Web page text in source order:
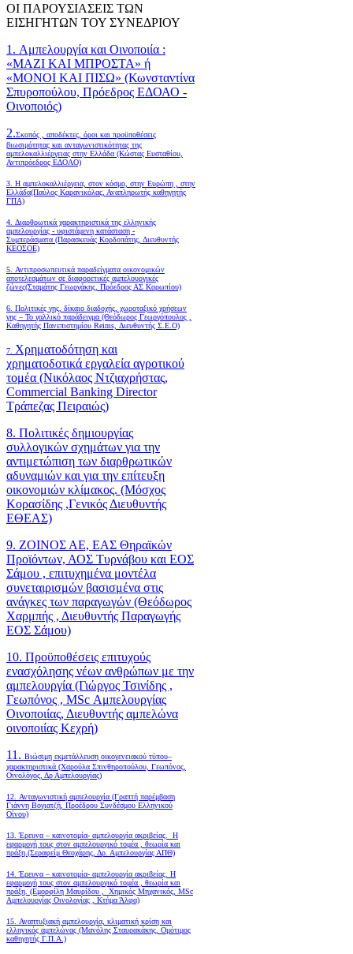
ΟΙ ΠΑΡΟΥΣΙΑΣΕΙΣ ΤΩΝ
ΕΙΣΗΓΗΤΩΝ ΤΟΥ ΣΥΝΕΔΡΙΟΥ
1. Αμπελουργία και Οινοποιία :
«ΜΑΖΙ ΚΑΙ ΜΠΡΟΣΤΑ» ή
«ΜΟΝΟΙ ΚΑΙ ΠΙΣΩ» (Κωνσταντίνα
Σπυροπούλου, Πρόεδρος ΕΔΟΑΟ -
Οινοποιός)
2.Σκοπός , αποδέκτες, όροι και προϋποθέσεις
βιωσιμότητας και ανταγωνιστικότητας της
αμπελοκαλλιέργειας στην Ελλάδα (Κώστας Ευσταθίου,
Αντιπρόεδρος ΕΔΟΑΟ)
3. Η αμπελοκαλλιέργεια, στον κόσμο, στην Ευρώπη , στην
Ελλάδα(Παύλος Καρανικόλας, Αναπληρωτής καθηγητής
ΓΠΑ)
4. Διαρθρωτικά χαρακτηριστικά της ελληνικής
αμπελουργίας - υφιστάμενη κατάσταση -
Συμπεράσματα (Παρασκευάς Κορδοπάτης, Διευθυντής
ΚΕΟΣΟΕ)
5. Αντιπροσωπευτικά παραδείγματα οικονομικών
αποτελεσμάτων σε διαφορετικές αμπελουργικές
ζώνες(Σταμάτης Γεωργάκης, Πρόεδρος ΑΣ Κορωπίου)
6. Πολιτικές γης, δίκαιο διαδοχής, χωροταξικό χρήσεων
γης – Το γαλλικό παράδειγμα (Θεόδωρος Γεωργόπουλος ,
Καθηγητής Πανεπιστημίου Reims, Διευθυντής Σ.Ε.Ο)
7. Χρηματοδότηση και
χρηματοδοτικά εργαλεία αγροτικού
τομέα (Νικόλαος Ντζιαχρήστας,
Commercial Banking Director
Τράπεζας Πειραιώς)
8. Πολιτικές δημιουργίας
συλλογικών σχημάτων για την
αντιμετώπιση των διαρθρωτικών
αδυναμιών και για την επίτευξη
οικονομιών κλίμακος. (Μόσχος
Κορασίδης ,Γενικός Διευθυντής
ΕΘΕΑΣ)
9. ΖΟΙΝΟΣ ΑΕ, ΕΑΣ Θηραϊκών
Προϊόντων, ΑΟΣ Τυρνάβου και ΕΟΣ
Σάμου , επιτυχημένα μοντέλα
συνεταιρισμών βασισμένα στις
ανάγκες των παραγωγών (Θεόδωρος
Χαρμπής , Διευθυντής Παραγωγής
ΕΟΣ Σάμου)
10. Προϋποθέσεις επιτυχούς
ενασχόλησης νέων ανθρώπων με την
αμπελουργία (Γιώργος Τσινίδης ,
Γεωπόνος , MSc Αμπελουργίας
Οινοποιίας, Διευθυντής αμπελώνα
οινοποιίας Κεχρή)
11. Βιώσιμη εκμετάλλευση οικογενειακού τύπου–
χαρακτηριστικά (Χαρούλα Σπινθηροπούλου, Γεωπόνος,
Οινολόγος, Δρ Αμπελουργίας)
12. Ανταγωνιστική αμπελουργία (Γραπτή παρέμβαση
Γιάννη Βογιατζή, Προέδρου Συνδέσμου Ελληνικού
Οίνου)
13. Έρευνα – καινοτομία- αμπελουργία ακριβείας. Η
εφαρμογή τους στον αμπελουργικό τομέα , θεωρία και
πράξη.(Σεραφείμ Θεοχάρης, Δρ. Αμπελουργίας ΑΠΘ)
14. Έρευνα – καινοτομία- αμπελουργία ακριβείας. Η
εφαρμογή τους στον αμπελουργικό τομέα , θεωρία και
πράξη. (Εμορφίλη Μαυρίδου , Χημικός Μηχανικός, MSc
Αμπελουργίας Οινολογίας , Κτήμα Άλφα)
15. Αναπτυξιακή αμπελουργία, κλιματική κρίση και
ελληνικός αμπελώνας (Μανόλης Σταυρακάκης, Ομότιμος
καθηγητής Γ.Π.Α.)